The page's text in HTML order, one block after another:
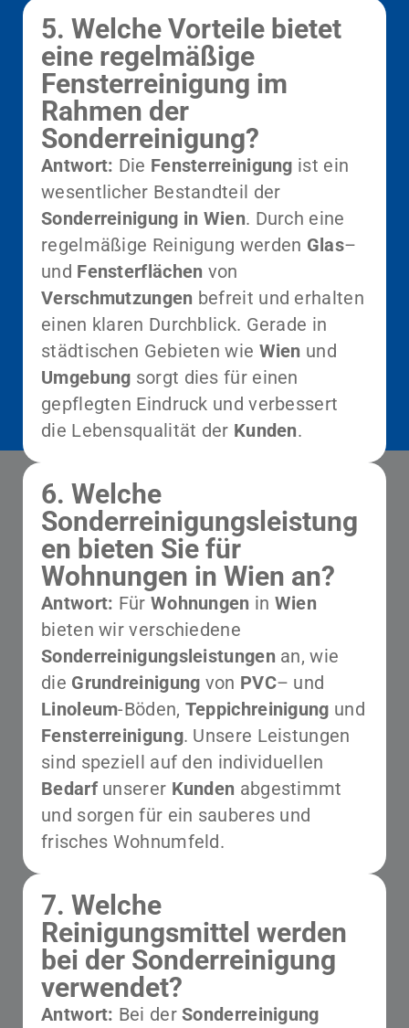
5. Welche Vorteile bietet
eine regelmäßige
Fensterreinigung im
Rahmen der
Sonderreinigung?
Antwort: Die Fensterreinigung ist ein
wesentlicher Bestandteil der
Sonderreinigung in Wien. Durch eine
regelmäßige Reinigung werden Glas–
und Fensterflächen von
Verschmutzungen befreit und erhalten
einen klaren Durchblick. Gerade in
städtischen Gebieten wie Wien und
Umgebung sorgt dies für einen
gepflegten Eindruck und verbessert
die Lebensqualität der Kunden.
6. Welche
Sonderreinigungsleistung
en bieten Sie für
Wohnungen in Wien an?
Antwort: Für Wohnungen in Wien
bieten wir verschiedene
Sonderreinigungsleistungen an, wie
die Grundreinigung von PVC– und
Linoleum-Böden, Teppichreinigung und
Fensterreinigung. Unsere Leistungen
sind speziell auf den individuellen
Bedarfunserer Kunden abgestimmt
und sorgen für ein sauberes und
frisches Wohnumfeld.
7. Welche
Reinigungsmittel werden
bei der Sonderreinigung
verwendet?
Antwort: Bei derSonderreinigung